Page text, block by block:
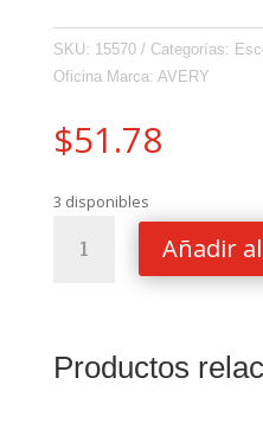
SKU: 15570 Categorías:
Oficina Marca: AVERY
$51.78
3 disponibles
ETAS
5X8-
Añadir
Productos